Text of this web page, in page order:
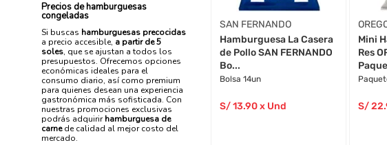
Precios de hamburguesas
congeladas
Si buscas hamburguesas precocidas
a precio accesible, a partir de 5
soles, que se ajustan a todos los
presupuestos. Ofrecemos opciones
económicas ideales para el
consumo diario, así como premium
para quienes desean una experiencia
gastronómica más sofisticada. Con
nuestras promociones exclusivas
podrás adquirirhamburguesa de
carnede calidad al mejor costo del
mercado.
SAN FERNANDO
Hamburguesa La Casera
de Pollo SAN FERNANDO
Bo...
Bolsa 14un
S/13.90x Und
Mini
Res
S/22